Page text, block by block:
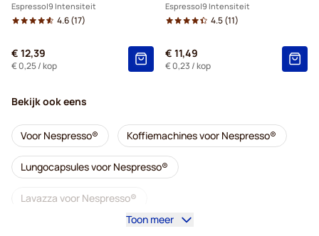
Espresso 9 Intensiteit
4.6(17)
€ 12,39
€ 0,25/ kop
Espresso 9 Intensiteit
4.5(11)
€ 11,49
€ 0,23 / kop
Bekijk ook eens
Voor Nespresso® Koffiemachines voor Nespresso®
Lungocapsules voor Nespresso®
Lavazza voor Nespresso®
Toon meer